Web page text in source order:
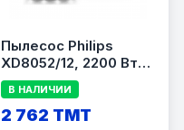
Пылесос Philips
XD8052/12, 2200 Вт,
мешок 4 л, черный/
серый
В НАЛИЧИИ
2 762 TMT